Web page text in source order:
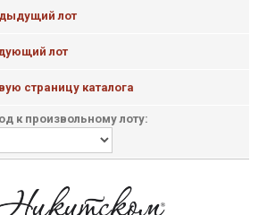
лот
лот
страницу каталога
к произвольному лоту: